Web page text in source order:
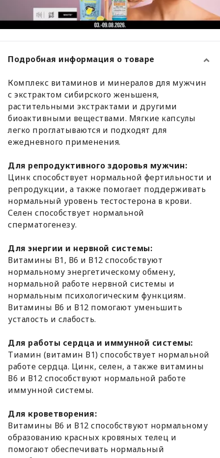
Подробная информация о товаре
Комплекс витаминов и минералов для мужчин
с экстрактом сибирского женьшеня,
растительными экстрактами и другими
биоактивными веществами. Мягкие капсулы
легко проглатываются и подходят для
ежедневного применения.
Для репродуктивного здоровья мужчин:
Цинк способствует нормальной фертильности и
репродукции, а также помогает поддерживать
нормальный уровень тестостерона в крови.
Селен способствует нормальной
сперматогенезу.
Для энергии и нервной системы:
Витамины В1, В6 и В12 способствуют
нормальному энергетическому обмену,
нормальной работе нервной системы и
нормальным психологическим функциям.
Витамины В6 и В12 помогают уменьшить
усталость и слабость.
Для работы сердца и иммунной системы:
Тиамин (витамин В1) способствует нормальной
работе сердца. Цинк, селен, а также витамины
В6 и В12 способствуют нормальной работе
иммунной системы.
Для кроветворения:
Витамины В6 и В12 способствуют нормальному
образованию красных кровяных телец и
помогают обеспечивать нормальный